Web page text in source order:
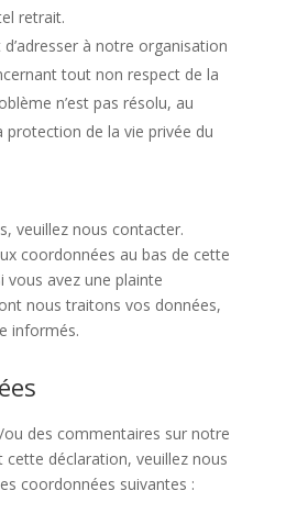
retrait.
à notre organisation
tout non respect de la
n’est pas résolu, au
protection de la vie privée du
veuillez nous contacter.
coordonnées au bas de cette
vous avez une plainte
nous traitons vos données,
informés.
des commentaires sur notre
déclaration, veuillez nous
coordonnées suivantes :